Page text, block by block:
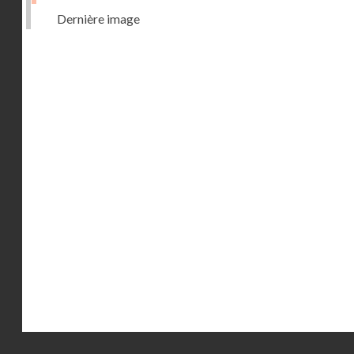
Dernière image